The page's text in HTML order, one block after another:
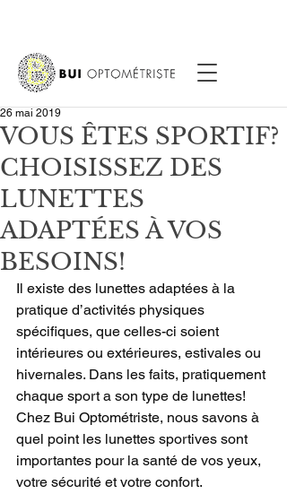
VOUS ÊTES SPORTIF?
CHOISISSEZ DES
LUNETTES
ADAPTÉES À VOS
BESOINS!
26 mai 2019
Il existe des lunettes adaptées à la
pratique d’activités physiques
spécifiques, que celles-ci soient
intérieures ou extérieures, estivales ou
hivernales. Dans les faits, pratiquement
chaque sport a son type de lunettes!
Chez Bui Optométriste, nous savons à
quel point les lunettes sportives sont
importantes pour la santé de vos yeux,
votre sécurité et votre confort.